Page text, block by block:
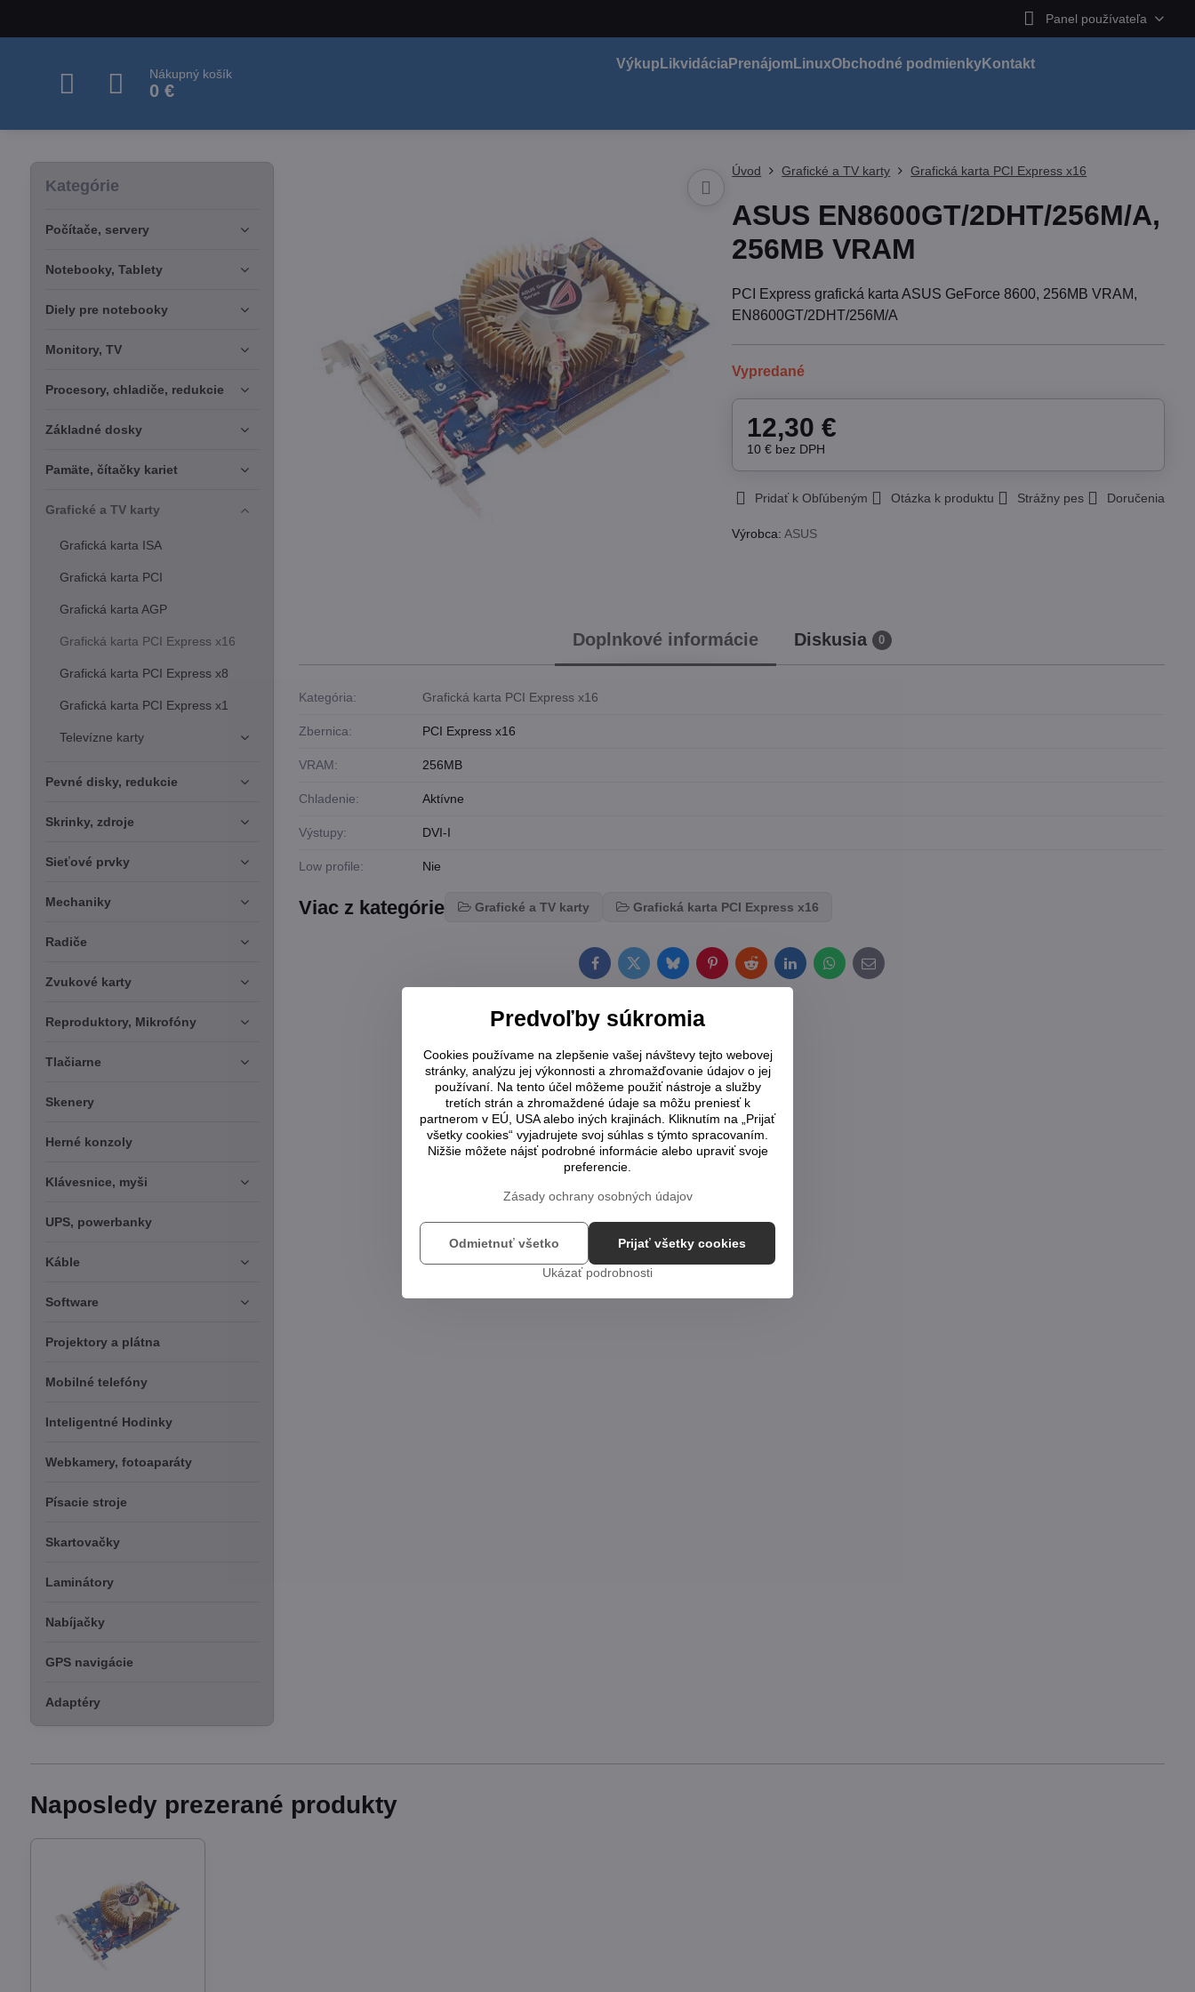
Panel používateľa
Nákupný košík
0 €
Výkup LikvidáciaPrenájom LinuxObchodné podmienkyKontakt
Úvod Grafické a TV karty Grafická karta PCI Express x16
ASUS EN8600GT/2DHT/256M/A,
256MB VRAM
PCI Express grafická karta ASUS GeForce 8600, 256MB VRAM,
EN8600GT/2DHT/256M/A
Vypredané
12,30 €
10 € bez DPH
Pridať k Obľúbeným Otázka k produktu Strážny pes Doručenia
Výrobca:ASUS
Doplnkové informácie Diskusia 0
Kategória: Grafická karta PCI Express x16
Zbernica: PCI Express x16
VRAM: 256MB
Chladenie: Aktívne
Výstupy: DVI-I
Low profile: Nie
Viac z kategórie Grafické a TV karty Grafická karta PCI Express x16
FacebookTwitterBlueskyPinterestRedditLinkedInWhatsApp
E-
mail
Kategórie
Počítače, servery
Notebooky, Tablety
Diely pre notebooky
Monitory, TV
Procesory, chladiče, redukcie
Základné dosky
Pamäte, čítačky kariet
Grafické a TV karty
Grafická karta ISA
Grafická karta PCI
Grafická karta AGP
Grafická karta PCI Express x16
Grafická karta PCI Express x8
Grafická karta PCI Express x1
Televízne karty
Pevné disky, redukcie
Skrinky, zdroje
Sieťové prvky
Mechaniky
Radiče
Zvukové karty
Reproduktory, Mikrofóny
Tlačiarne
Skenery
Herné konzoly
Klávesnice, myši
UPS, powerbanky
Káble
Software
Projektory a plátna
Mobilné telefóny
Inteligentné Hodinky
Webkamery, fotoaparáty
Písacie stroje
Skartovačky
Laminátory
Nabíjačky
GPS navigácie
Adaptéry
Naposledy prezerané produkty
Predvoľby súkromia
Cookies používame na zlepšenie vašej návštevy tejto webovej
stránky, analýzu jej výkonnosti a zhromažďovanie údajov o jej
používaní. Na tento účel môžeme použiť nástroje a služby
tretích strán a zhromaždené údaje sa môžu preniesť k
partnerom v EÚ, USA alebo iných krajinách. Kliknutím na „Prijať
všetky cookies“ vyjadrujete svoj súhlas s týmto spracovaním.
Nižšie môžete nájsť podrobné informácie alebo upraviť svoje
preferencie.
Zásady ochrany osobných údajov
Ukázať podrobnosti
Prijať všetky cookies
Odmietnuť všetko